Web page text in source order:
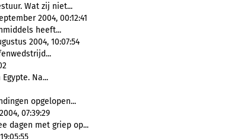
Wat zij niet...
2004, 00:12:41
heeft...
2004, 10:07:54
Na...
opgelopen...
07:39:29
dagen met griep op...